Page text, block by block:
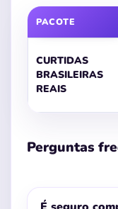
PACOTE
CURTIDAS
BRASILEIRAS
REAIS
Perguntas